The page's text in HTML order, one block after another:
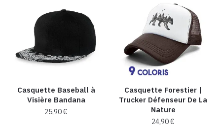
Casquette Baseball à
Visière Bandana
25,90€
Casquette Forestier |
Trucker Défenseur De La
Nature
24,90€